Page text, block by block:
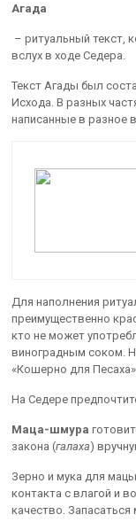
Агада
– ритуальный текст,
вслух в ходе Седера.
Текст Агады был
Исхода. В разных
написанные в разное
Для наполнения
преимущественно
кто не может
виноградным соком.
«Кошерно для Песаха».
На Седере
Маца-шмура
закона (галаха)
Зерно и мука для
контакта с влагой и
качество. Запасаться